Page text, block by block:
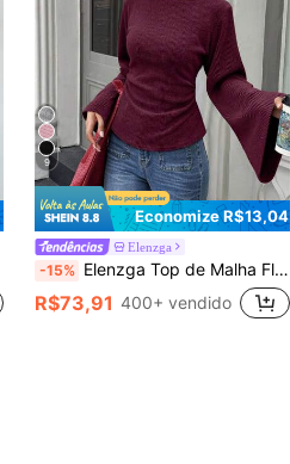
9
Economize R$13,04
Elenzga
-15% Elenzga Top de Malha Floral com Gola Larga, Ombros Caídos, Mangas Sino e Franzido na Cintura, Tamanho Padrão Feminino, Outono/Inverno
R$73,91 400+ vendido